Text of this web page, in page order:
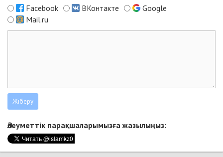
Facebook
ВКонтакте
Google
Mail.ru
Әлеуметтік парақшаларымызға жазылыңыз: